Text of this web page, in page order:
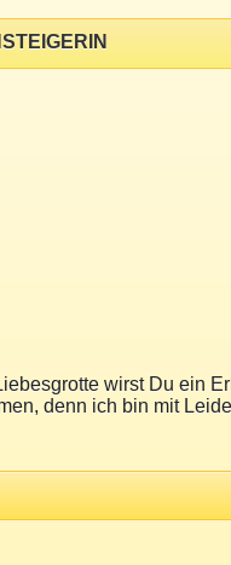
wirst Du ein
denn ich bin mit